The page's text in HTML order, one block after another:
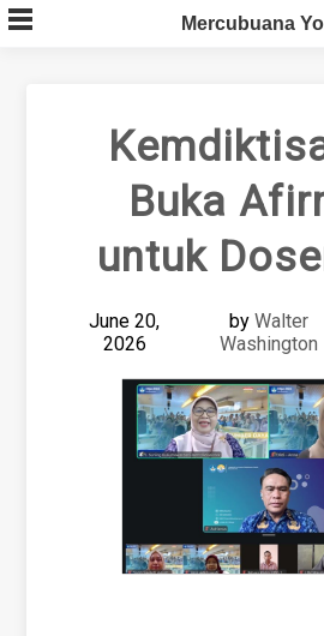
Skip
to
Mercubuana
Buka
untuk
June 20,
2026
by Walter
Washington